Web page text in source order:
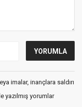
imalar, inançlara saldırı
yazılmış yorumlar